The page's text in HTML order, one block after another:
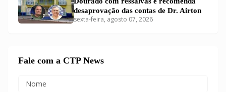
desaprovação das contas de Dr. Airton
sexta-feira, agosto 07, 2026
Fale com a CTP News